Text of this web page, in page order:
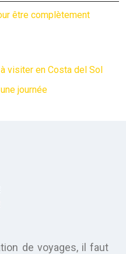
être complètement
visiter en Costa del Sol
journée
de voyages, il faut